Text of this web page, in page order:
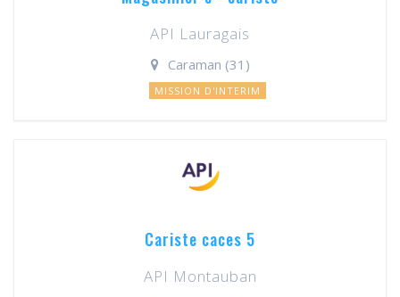
API Lauragais
Caraman (31)
MISSION D'INTERIM
Cariste caces 5
API Montauban